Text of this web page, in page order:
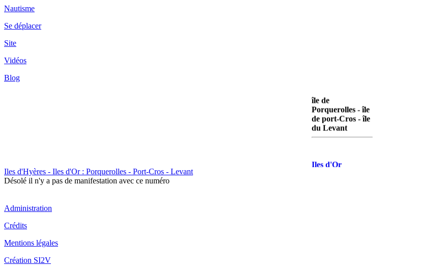
Nautisme
Se déplacer
Site
Vidéos
Blog
île de
Porquerolles - île
de port-Cros - île
du Levant
Iles d'Or
Iles d'Hyères - Iles d'Or : Porquerolles - Port-Cros - Levant
Désolé il n'y a pas de manifestation avec ce numéro
Administration
Crédits
Mentions légales
Création SI2V